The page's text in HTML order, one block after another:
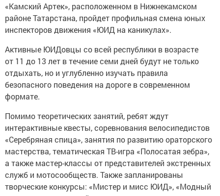
«Камский Артек», расположенном в Нижнекамском
районе Татарстана, пройдет профильная смена юных
инспекторов движения «ЮИД на каникулах».
Активные ЮИДовцы со всей республики в возрасте
от 11 до 13 лет в течение семи дней будут не только
отдыхать, но и углубленно изучать правила
безопасного поведения на дороге в современном
формате.
Помимо теоретических занятий, ребят ждут
интерактивные квесты, соревнования велосипедистов
«Серебряная спица», занятия по развитию ораторского
мастерства, тематическая ТВ-игра «Полосатая зебра»,
а также мастер-классы от представителей экстренных
служб и мотосообществ. Также запланированы
творческие конкурсы: «Мистер и мисс ЮИД», «Модный